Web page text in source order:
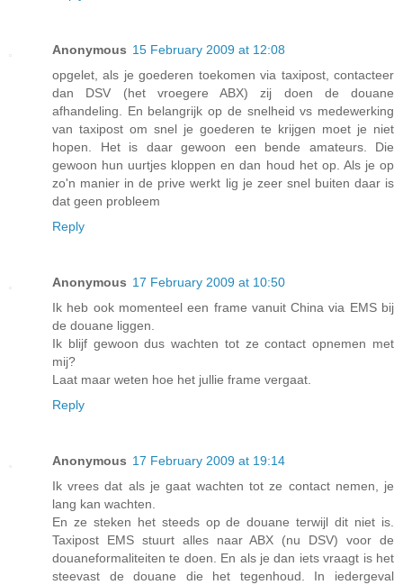
Anonymous 15 February 2009 at 12:08
opgelet, als je goederen toekomen via taxipost, contacteer
dan DSV (het vroegere ABX) zij doen de douane
afhandeling. En belangrijk op de snelheid vs medewerking
van taxipost om snel je goederen te krijgen moet je niet
hopen. Het is daar gewoon een bende amateurs. Die
gewoon hun uurtjes kloppen en dan houd het op. Als je op
zo'n manier in de prive werkt lig je zeer snel buiten daar is
dat geen probleem
Reply
Anonymous 17 February 2009 at 10:50
Ik heb ook momenteel een frame vanuit China via EMS bij
de douane liggen.
Ik blijf gewoon dus wachten tot ze contact opnemen met
mij?
Laat maar weten hoe het jullie frame vergaat.
Reply
Anonymous 17 February 2009 at 19:14
Ik vrees dat als je gaat wachten tot ze contact nemen, je
lang kan wachten.
En ze steken het steeds op de douane terwijl dit niet is.
Taxipost EMS stuurt alles naar ABX (nu DSV) voor de
douaneformaliteiten te doen. En als je dan iets vraagt is het
steevast de douane die het tegenhoud. In iedergeval